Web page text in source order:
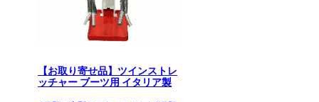
【お取り寄せ品】ツインストレ
ッチャー ブーツ用 イタリア製